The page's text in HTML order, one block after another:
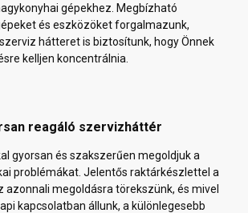
gépekhez. Megbízható
és eszközöket forgalmazunk,
hátteret is biztosítunk, hogy Önnek
kelljen koncentrálnia.
reagáló szervizháttér
gyorsan és szakszerűen megoldjuk a
problémákat. Jelentős raktárkészlettel a
azonnali megoldásra törekszünk, és mivel
kapcsolatban állunk, a különlegesebb